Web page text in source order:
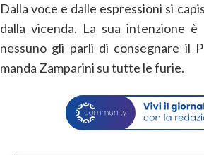
Dalla voce e dalle espressioni si
dalla vicenda. La sua intenzione
nessuno gli parli di consegnare il
manda Zamparini su tutte le furie.